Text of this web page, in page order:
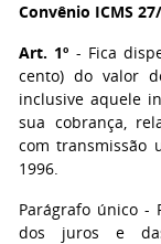
Convênio ICMS 27/
Art. 1º - Fica
cento) do valor
inclusive aquele
sua cobrança,
com transmissão
1996.
Parágrafo único -
dos juros e